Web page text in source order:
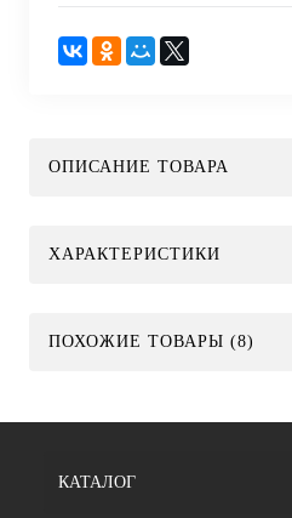
ОПИСАНИЕ ТОВАРА
ХАРАКТЕРИСТИКИ
ПОХОЖИЕ ТОВАРЫ (8)
КАТАЛОГ